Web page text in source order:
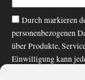
Durch markieren
personenbezogenen
über Produkte,
Einwilligung kann